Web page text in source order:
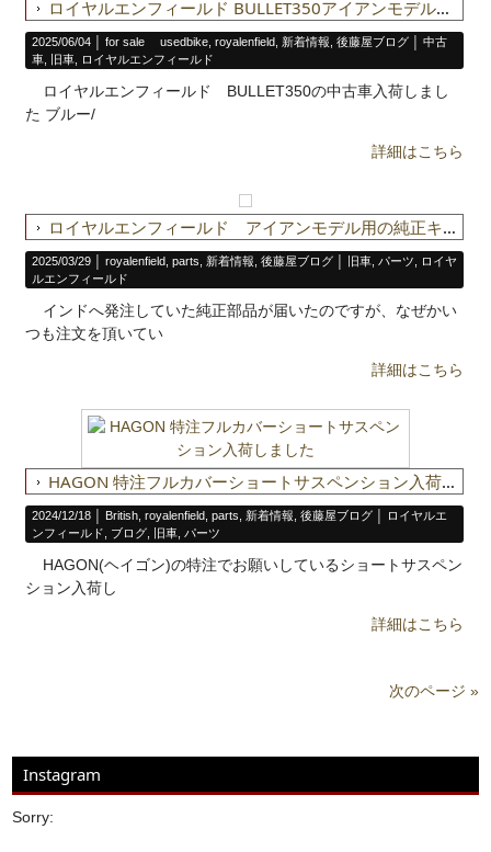
ロイヤルエンフィールド BULLET350アイアンモデルの中古車入荷しました
2025/06/04 │ for sale usedbike, royalenfield 新着情報 後藤屋ブログ│ 中古
車, 旧車, ロイヤルエンフィールド
ロイヤルエンフィールド BULLET350の中古車入荷しまし
た ブルー/
詳細はこちら
ロイヤルエンフィールド アイアンモデル用の純正キャブレター
2025/03/29 │ royalenfield, parts 新着情報 後藤屋ブログ│ 旧車, パーツ
ロイヤ
ルエンフィールド
インドへ発注していた純正部品が届いたのですが、なぜかい
つも注文を頂いてい
詳細はこちら
HAGON 特注フルカバーショートサスペンション入荷しました
2024/12/18 │ British, royalenfield, parts 新着情報 後藤屋ブログ│
ロイヤルエ
ンフィールド
ブログ, 旧車, パーツ
HAGON(ヘイゴン)の特注でお願いしているショートサスペン
ション入荷し
詳細はこちら
次のページ »
Instagram
Sorry: